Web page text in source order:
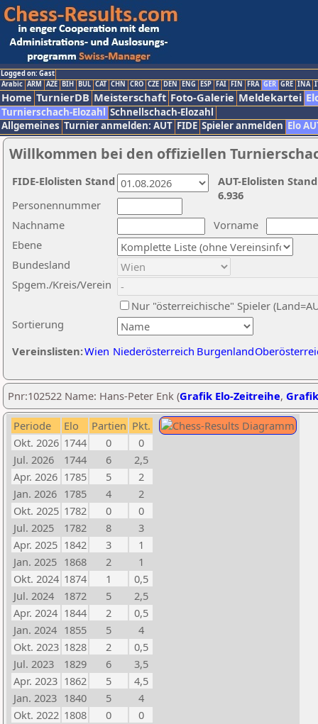
Logged on: Gast
Arabic ARM AZE BIH BUL CAT CHN CRO CZE DEN ENG ESP FAI FIN FRA GER GRE INA
Home TurnierDB Meisterschaft Foto-Galerie Meldekartei
Turnierschach-Elozahl Schnellschach-Elozahl
Allgemeines Turnier anmelden: AUT FIDE Spieler anmelden Elo
Willkommen bei den offiziellen
Nachname
Vorname
Ebene
Sortierung
Personennummer
Bundesland
Spgem./Kreis/Verein
Nur "österreichische" Spieler
Vereinslisten:Wien Niederösterreich Burgenland
AUT-Elolisten
6.936
FIDE-Elolisten Stand
Pnr:102522 Name: Hans-Peter Enk (Grafik Elo-Zeitreihe,
Periode Elo Partien Pkt.
Okt. 2026 1744 0
0
Jul. 2026
1744 6
2,5
Apr. 2026 1785 5
2
Jan. 2026 1785 4
2
Okt. 2025 1782 0
0
Jul. 2025
1782 8
3
Apr. 2025 1842 3
1
Jan. 2025 1868 2
1
Okt. 2024 1874 1
0,5
Jul. 2024
1872 5
2,5
Apr. 2024 1844 2
0,5
Jan. 2024 1855 5
4
Okt. 2023 1828 2
0,5
Jul. 2023
1829 6
3,5
Apr. 2023 1862 5
4,5
Jan. 2023 1840 5
4
Okt. 2022 1808 0
0